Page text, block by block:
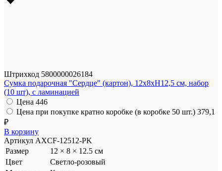
Штрихкод 5800000026184
Сумка подарочная "Сердце" (картон), 12x8xH12,5 см, набор
(10 шт), с ламинацией
Цена 446
Цена при покупке кратно коробке (в коробке 50 шт.) 379,1
₽
В корзину
Артикул AXCF-12512-PK
Размер
12 × 8 × 12.5 см
Цвет
Светло-розовый